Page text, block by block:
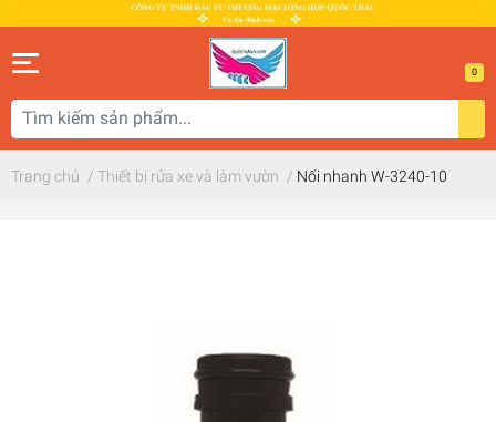
0
Trang chủ / Thiết bị rửa xe và làm vườn / Nối nhanh W-3240-10